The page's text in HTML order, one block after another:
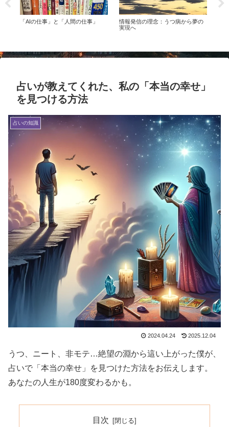
「AIの仕事」と「人間の仕事」
情報発信の理念：うつ病から夢の
実現へ
占いが教えてくれた、私の「本当の幸せ」
を見つける方法
占いの知識
2024.04.24 2025.12.04
うつ、ニート、非モテ…絶望の淵から這い上がった僕が、
占いで「本当の幸せ」を見つけた方法をお伝えします。
あなたの人生が180度変わるかも。
目次